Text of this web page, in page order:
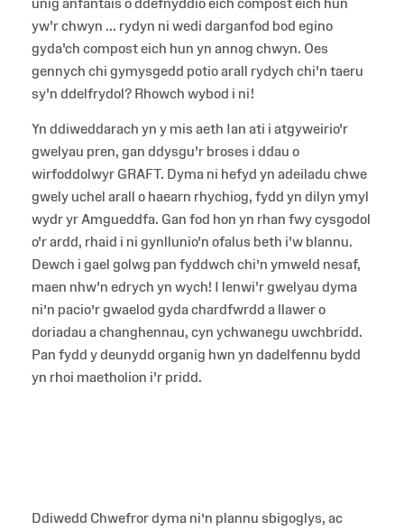
yw'r chwyn ... rydyn ni wedi darganfod bod egino
gyda'ch compost eich hun yn annog chwyn. Oes
gennych chi gymysgedd potio arall rydych chi'n taeru
sy'n ddelfrydol? Rhowch wybod i ni!
Yn ddiweddarach yn y mis aeth Ian ati i atgyweirio'r
gwelyau pren, gan ddysgu'r broses i ddau o
wirfoddolwyr GRAFT. Dyma ni hefyd yn adeiladu chwe
gwely uchel arall o haearn rhychiog, fydd yn dilyn ymyl
wydr yr Amgueddfa. Gan fod hon yn rhan fwy cysgodol
o'r ardd, rhaid i ni gynllunio'n ofalus beth i'w blannu.
Dewch i gael golwg pan fyddwch chi’n ymweld nesaf,
maen nhw'n edrych yn wych! I lenwi'r gwelyau dyma
ni’n pacio’r gwaelod gyda chardfwrdd a llawer o
doriadau a changhennau, cyn ychwanegu uwchbridd.
Pan fydd y deunydd organig hwn yn dadelfennu bydd
yn rhoi maetholion i'r pridd.
Ddiwedd Chwefror dyma ni’n plannu sbigoglys, ac